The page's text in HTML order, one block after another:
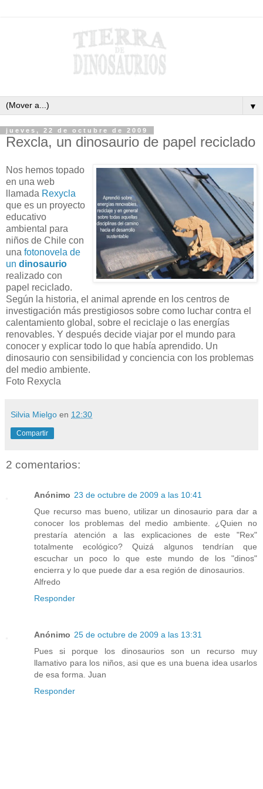
▼
jueves, 22 de octubre de 2009
Rexcla, un dinosaurio de papel reciclado
Nos hemos topado
en una web
llamada Rexycla
que es un proyecto
educativo
ambiental para
niños de Chile con
una fotonovela de
un dinosaurio
realizado con
papel reciclado.
Según la historia, el animal aprende en los centros de
investigación más prestigiosos sobre como luchar contra el
calentamiento global, sobre el reciclaje o las energías
renovables. Y después decide viajar por el mundo para
conocer y explicar todo lo que había aprendido. Un
dinosaurio con sensibilidad y conciencia con los problemas
del medio ambiente.
Foto Rexycla
Silvia Mielgo en 12:30
Compartir
2 comentarios:
Anónimo 23 de octubre de 2009 a las 10:41
Que recurso mas bueno, utilizar un dinosaurio para dar a
conocer los problemas del medio ambiente. ¿Quien no
prestaría atención a las explicaciones de este "Rex"
totalmente ecológico? Quizá algunos tendrían que
escuchar un poco lo que este mundo de los "dinos"
encierra y lo que puede dar a esa región de dinosaurios.
Alfredo
Responder
Anónimo 25 de octubre de 2009 a las 13:31
Pues si porque los dinosaurios son un recurso muy
llamativo para los niños, asi que es una buena idea usarlos
de esa forma. Juan
Responder